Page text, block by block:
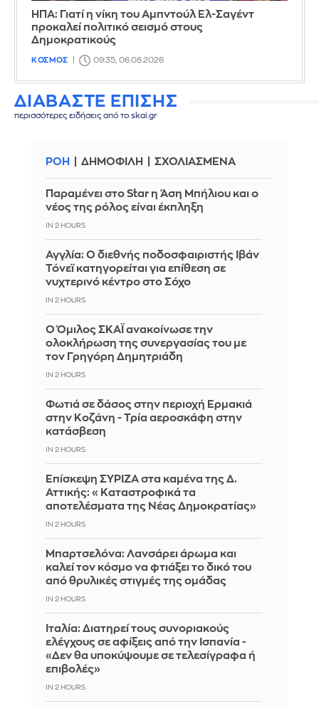
ΗΠΑ: Γιατί η νίκη του Αμπντούλ Ελ-Σαγέντ
προκαλεί πολιτικό σεισμό στους
Δημοκρατικούς
ΚΟΣΜΟΣ 09:35, 06.08.2026
ΔΙΑΒΑΣΤΕ ΕΠΙΣΗΣ
περισσότερες ειδήσεις από το skai.gr
ΡΟΗ ΔΗΜΟΦΙΛΗ ΣΧΟΛΙΑΣΜΕΝΑ
Παραμένει στο Star η Άση Μπήλιου και ο
νέος της ρόλος είναι έκπληξη
IN 2 HOURS
Αγγλία: Ο διεθνής ποδοσφαιριστής Ιβάν
Τόνεϊ κατηγορείται για επίθεση σε
νυχτερινό κέντρο στο Σόχο
IN 2 HOURS
Ο Όμιλος ΣΚΑΪ ανακοίνωσε την
ολοκλήρωση της συνεργασίας του με
τον Γρηγόρη Δημητριάδη
IN 2 HOURS
Φωτιά σε δάσος στην περιοχή Ερμακιά
στην Κοζάνη - Τρία αεροσκάφη στην
κατάσβεση
IN 2 HOURS
Επίσκεψη ΣΥΡΙΖΑ στα καμένα της Δ.
Αττικής: «Καταστροφικά τα
αποτελέσματα της Νέας Δημοκρατίας»
IN 2 HOURS
Μπαρτσελόνα: Λανσάρει άρωμα και
καλεί τον κόσμο να φτιάξει το δικό του
από θρυλικές στιγμές της ομάδας
IN 2 HOURS
Ιταλία: Διατηρεί τους συνοριακούς
ελέγχους σε αφίξεις από την Ισπανία -
«Δεν θα υποκύψουμε σε τελεσίγραφα ή
επιβολές»
IN 2 HOURS